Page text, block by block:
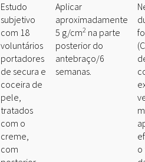
Estudo
subjetivo
com 18
voluntários
portadores
de secura e
coceira de
pele,
tratados
com o
creme,
com
Aplicar
aproximadamente
5 g/cm2 na parte
posterior do
antebraço/6
semanas.
o